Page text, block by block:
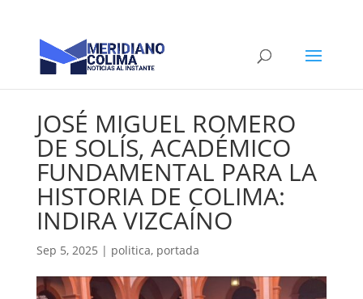
JOSÉ MIGUEL ROMERO
DE SOLÍS, ACADÉMICO
FUNDAMENTAL PARA LA
HISTORIA DE COLIMA:
INDIRA VIZCAÍNO
Sep 5, 2025 | politica, portada